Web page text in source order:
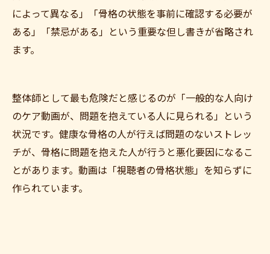
によって異なる」「骨格の状態を事前に確認する必要が
ある」「禁忌がある」という重要な但し書きが省略され
ます。
整体師として最も危険だと感じるのが「一般的な人向け
のケア動画が、問題を抱えている人に見られる」という
状況です。健康な骨格の人が行えば問題のないストレッ
チが、骨格に問題を抱えた人が行うと悪化要因になるこ
とがあります。動画は「視聴者の骨格状態」を知らずに
作られています。